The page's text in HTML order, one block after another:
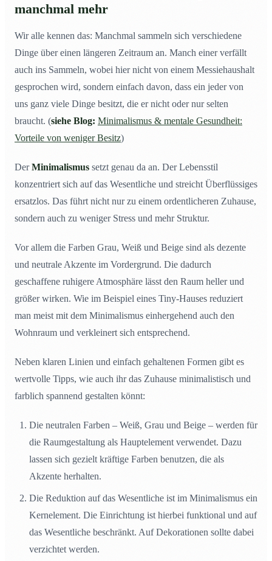
manchmal mehr
Wir alle kennen das: Manchmal sammeln sich verschiedene
Dinge über einen längeren Zeitraum an. Manch einer verfällt
auch ins Sammeln, wobei hier nicht von einem Messiehaushalt
gesprochen wird, sondern einfach davon, dass ein jeder von
uns ganz viele Dinge besitzt, die er nicht oder nur selten
braucht. (siehe Blog: Minimalismus & mentale Gesundheit:
Vorteile von weniger Besitz)
DerMinimalismus setzt genau da an. Der Lebensstil
konzentriert sich auf das Wesentliche und streicht Überflüssiges
ersatzlos. Das führt nicht nur zu einem ordentlicheren Zuhause,
sondern auch zu weniger Stress und mehr Struktur.
Vor allem die Farben Grau, Weiß und Beige sind als dezente
und neutrale Akzente im Vordergrund. Die dadurch
geschaffene ruhigere Atmosphäre lässt den Raum heller und
größer wirken. Wie im Beispiel eines Tiny-Hauses reduziert
man meist mit dem Minimalismus einhergehend auch den
Wohnraum und verkleinert sich entsprechend.
Neben klaren Linien und einfach gehaltenen Formen gibt es
wertvolle Tipps, wie auch ihr das Zuhause minimalistisch und
farblich spannend gestalten könnt:
Die neutralen Farben – Weiß, Grau und Beige – werden für
die Raumgestaltung als Hauptelement verwendet. Dazu
lassen sich gezielt kräftige Farben benutzen, die als
Akzente herhalten.
Die Reduktion auf das Wesentliche ist im Minimalismus ein
Kernelement. Die Einrichtung ist hierbei funktional und auf
das Wesentliche beschränkt. Auf Dekorationen sollte dabei
verzichtet werden.